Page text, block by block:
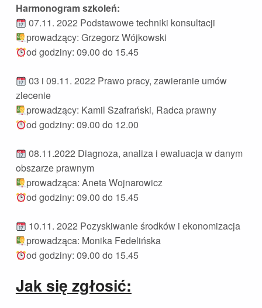
Harmonogram szkoleń:
07.11. 2022 Podstawowe techniki konsultacji
prowadzący: Grzegorz Wójkowski
od godziny: 09.00 do 15.45
03 i 09.11. 2022 Prawo pracy, zawieranie umów
zlecenie
prowadzący: Kamil Szafrański, Radca prawny
od godziny: 09.00 do 12.00
08.11.2022 Diagnoza, analiza i ewaluacja w danym
obszarze prawnym
prowadząca: Aneta Wojnarowicz
od godziny: 09.00 do 15.45
10.11. 2022 Pozyskiwanie środków i ekonomizacja
prowadząca: Monika Fedelińska
od godziny: 09.00 do 15.45
Jak się zgłosić: